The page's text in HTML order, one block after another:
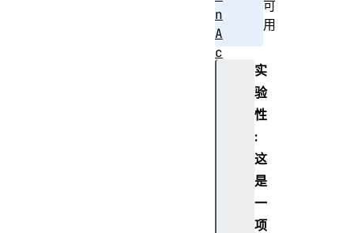
可
用
实
验
性
:
这
是
一
项
n
A
c